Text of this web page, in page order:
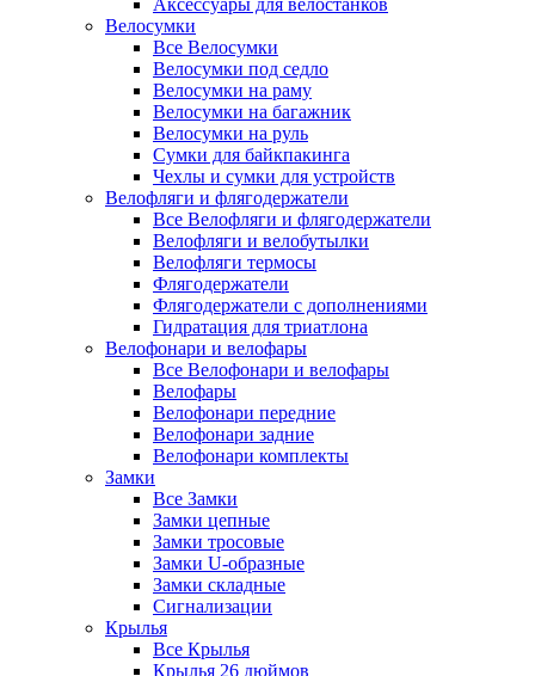
Аксессуары для велостанков
Велосумки
Все Велосумки
Велосумки под седло
Велосумки на раму
Велосумки на багажник
Велосумки на руль
Сумки для байкпакинга
Чехлы и сумки для устройств
Велофляги и флягодержатели
Все Велофляги и флягодержатели
Велофляги и велобутылки
Велофляги термосы
Флягодержатели
Флягодержатели с дополнениями
Гидратация для триатлона
Велофонари и велофары
Все Велофонари и велофары
Велофары
Велофонари передние
Велофонари задние
Велофонари комплекты
Замки
Все Замки
Замки цепные
Замки тросовые
Замки U-образные
Замки складные
Сигнализации
Крылья
Все Крылья
Крылья 26 дюймов